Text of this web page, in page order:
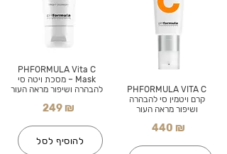
PHFORMULA Vita C
Mask – מסכת ויטה סי
להבהרה ושיפור מראה העור
249 ₪
להוסיף לסל
PHFORMULA VITA C
קרם ויטמין סי להבהרה
ושיפור מראה העור
440 ₪